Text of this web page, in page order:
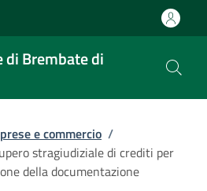
di Brembate di
e commercio /
stragiudiziale di crediti per
della documentazione